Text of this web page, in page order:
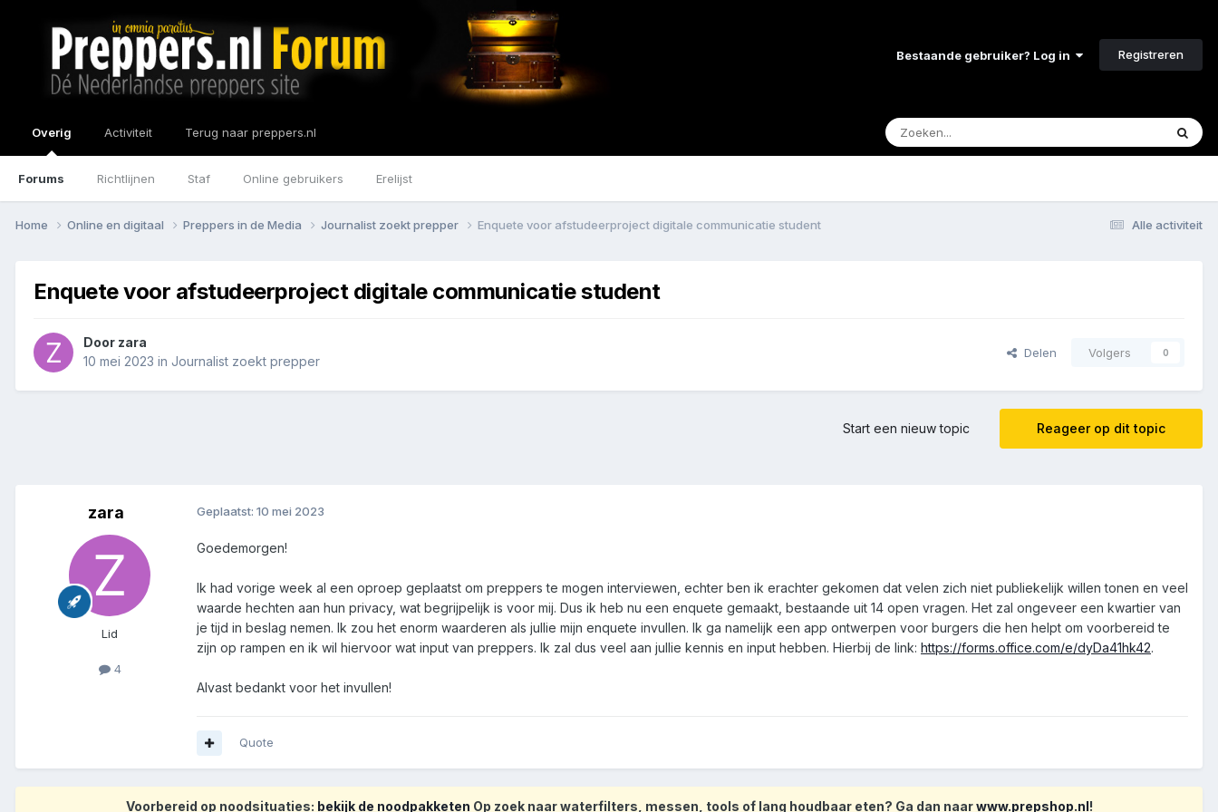
Bestaande gebruiker? Log in Registreren
Overig
Forums Richtlijnen Staf Online gebruikers Erelijst
Activiteit Terug naar preppers.nl
Alle activiteit
Home Online en digitaal Preppers in de Media Journalist zoekt prepper Enquete voor afstudeerproject digitale communicatie student
Enquete voor afstudeerproject digitale communicatie student
Door zara
10 mei 2023 in Journalist zoekt prepper
Delen Volgers 0
Reageer op dit topic
Start een nieuw topic
zara
Lid
4
Geplaatst: 10 mei 2023
Goedemorgen!
Ik had vorige week al een oproep geplaatst om preppers te mogen interviewen, echter ben ik erachter gekomen dat velen zich niet publiekelijk willen tonen en veel
waarde hechten aan hun privacy, wat begrijpelijk is voor mij. Dus ik heb nu een enquete gemaakt, bestaande uit 14 open vragen. Het zal ongeveer een kwartier van
je tijd in beslag nemen. Ik zou het enorm waarderen als jullie mijn enquete invullen. Ik ga namelijk een app ontwerpen voor burgers die hen helpt om voorbereid te
zijn op rampen en ik wil hiervoor wat input van preppers. Ik zal dus veel aan jullie kennis en input hebben. Hierbij de link: https://forms.office.com/e/dyDa41hk42.
Alvast bedankt voor het invullen!
Quote
Voorbereid op noodsituaties: bekijk de noodpakketen Op zoek naar waterfilters, messen, tools of lang houdbaar eten? Ga dan naarwww.prepshop.nl!